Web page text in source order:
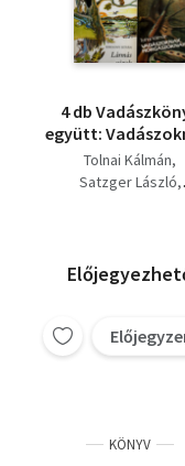
4 db
együtt:
horgászoknak,
Lármás vizek,
képeskönyve.
Tolnai Kálmán
Satzger László
KÖNYV